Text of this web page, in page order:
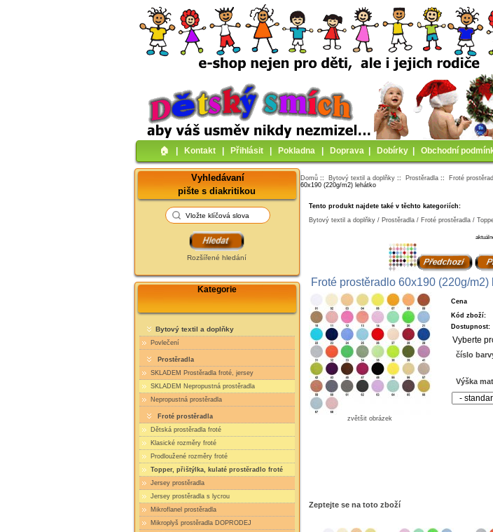
🏠︎ Kontakt Přihlásit Pokladna Doprava Dobírky Obchodní
Vyhledávaní
pište s diakritikou
Rozšířené hledání
Kategorie
Bytový textil a doplňky
Povlečení
Prostěradla
SKLADEM Prostěradla froté, jersey
SKLADEM Nepropustná prostěradla
Nepropustná prostěradla
Froté prostěradla
Dětská prostěradla froté
Klasické rozměry froté
Prodloužené rozměry froté
Topper, přištýlka, kulaté prostěradlo froté
Jersey prostěradla
Jersey prostěradla s lycrou
Mikroflanel prostěradla
Mikroplyš prostěradla DOPRODEJ
Domů :: Bytový textil a doplňky :: Prostěradla :: Froté
60x190 (220g/m2) lehátko
Tento produkt najdete také v těchto kategoriích:
Bytový textil a doplňky / Prostěradla / Froté prostěradla /
Froté prostěradlo 60x190 (220g/m2)
zvětšit obrázek
Cena
Kód zboží:
Dostupnost:
Vyberte
číslo
Výška
Zeptejte se na toto zboží